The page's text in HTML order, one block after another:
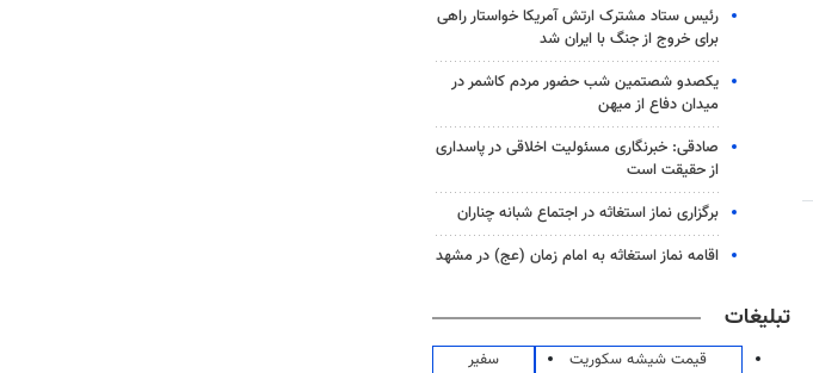
رئیس ستاد مشترک ارتش آمریکا خواستار راهی
برای خروج از جنگ با ایران شد
یکصدو شصتمین شب حضور مردم کاشمر در
میدان دفاع از میهن
صادقی: خبرنگاری مسئولیت اخلاقی در پاسداری
از حقیقت است
برگزاری نماز استغاثه در اجتماع شبانه چناران
اقامه نماز استغاثه به امام زمان (عج) در مشهد
تبلیغات
قیمت شیشه سکوریت
سفیر